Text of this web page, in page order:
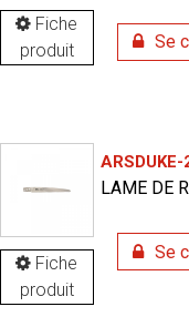
Fiche
produit
Se
Fiche
produit
ARSDUKE-
LAME DE
Se